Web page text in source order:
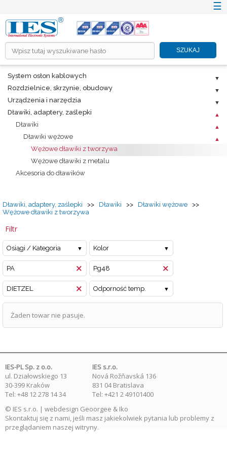
×
HOME
RIEŠENIA ICT A TZB
PROMOTION
KARIÉRA
☰
SZUKAJ
System osłon kablowych
Rozdzielnice, skrzynie, obudowy
Urządzenia i narzędzia
Dławiki, adaptery, zaślepki
Dławiki
Dławiki wężowe
Wężowe dławiki z tworzywa
Wężowe dławiki z metalu
Akcesoria do dławików
Dławiki, adaptery, zaślepki >> Dławiki >> Dławiki wężowe
>>
Wężowe dławiki z tworzywa
Filtr
Osiągi / Kategoria Kolor
PA Pg48
DIETZEL Odporność temp.
Żaden towar nie pasuje.
IES-PL Sp. z o.o.
ul. Działowskiego 13
30-399 Kraków
Tel: +48 12 278 14 34
IES s.r.o.
Nová Rožňavská 136
831 04 Bratislava
Tel: +421 2 49101400
© IES s.r.o. | webdesign Geoorgee & Iko
Skontaktuj się z nami, jeśli masz jakiekolwiek pytania lub problemy z
przeglądaniem naszej witryny.